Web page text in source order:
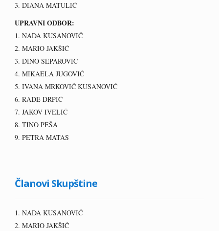
3. DIANA MATULIĆ
UPRAVNI ODBOR:
1. NADA KUSANOVIĆ
2. MARIO JAKŠIĆ
3. DINO ŠEPAROVIĆ
4. MIKAELA JUGOVIĆ
5. IVANA MRKOVIĆ KUSANOVIĆ
6. RADE DRPIĆ
7. JAKOV IVELIĆ
8. TINO PEŠA
9. PETRA MATAS
Članovi Skupštine
1. NADA KUSANOVIĆ
2. MARIO JAKŠIĆ